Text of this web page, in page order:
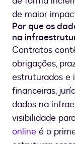
de maior
Por que os
na
Contratos
obrigações,
estruturados e
financeiras,
dados na
visibilidade
online é o